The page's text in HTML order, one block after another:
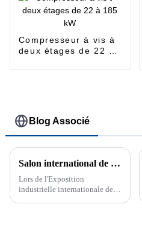
Compresseur à vis à
deux étages de 22 à
Blog Associé
Salon international de l'industrie de Chine en 2023
Lors de l'Exposition
industrielle internationale de